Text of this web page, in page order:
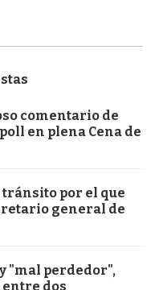
comentario de
en plena Cena de
por el que
general de
"mal perdedor",
dos